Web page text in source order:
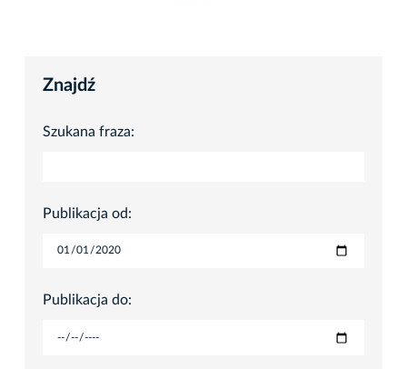
Znajdź
Szukana fraza:
Publikacja od:
Publikacja do: